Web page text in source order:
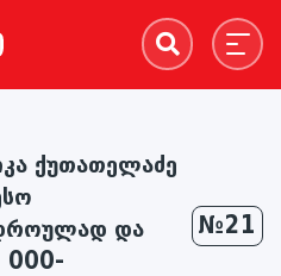
ქუთათელაძე
და
000-
№21